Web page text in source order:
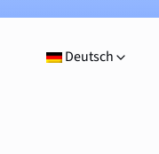
Deutsch